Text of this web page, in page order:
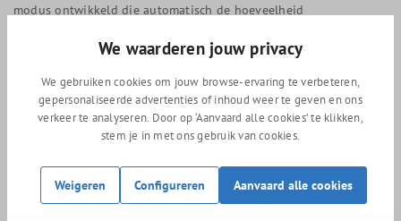
modus ontwikkeld die automatisch de hoeveelheid
je altijd over de juiste support en doe je langer met een
De bediening gaat middels de twee-in-een bedieningsunit met
geïntegreerd kleurendisplay. Hiermee bepaal je eenvoudig de
gewenste ondersteuningsmodus en kies je welke informatie er op
het display wordt weergegeven. Het display is tevens voorzien
van ANT+ aansluiting voor koppeling met een hartslagmeter of
andere fitnessapparaten.
We waarderen jouw privacy
We gebruiken cookies om jouw browse-ervaring te verbeteren,
gepersonaliseerde advertenties of inhoud weer te geven en ons
verkeer te analyseren. Door op ‘Aanvaard alle cookies’ te klikken,
stem je in met ons gebruik van cookies.
Weigeren Configureren Aanvaard alle cookies